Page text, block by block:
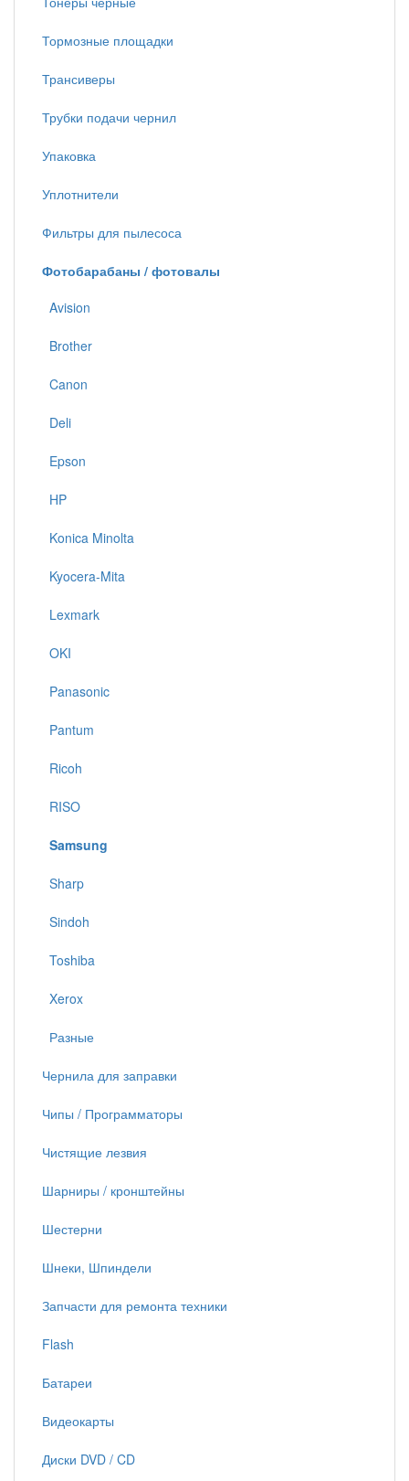
Тормозные площадки
Трансиверы
Трубки подачи чернил
Упаковка
Уплотнители
Фильтры для пылесоса
Фотобарабаны / фотовалы
Avision
Brother
Canon
Deli
Epson
HP
Konica Minolta
Kyocera-Mita
Lexmark
OKI
Panasonic
Pantum
Ricoh
RISO
Samsung
Sharp
Sindoh
Toshiba
Xerox
Разные
Чернила для заправки
Чипы / Программаторы
Чистящие лезвия
Шарниры / кронштейны
Шестерни
Шнеки, Шпиндели
Запчасти для ремонта техники
Flash
Батареи
Видеокарты
Диски DVD / CD